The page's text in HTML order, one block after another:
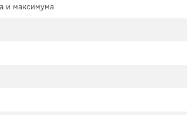
и максимума